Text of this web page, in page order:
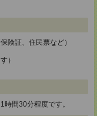
険証、住民票など）
）
間30分程度です。